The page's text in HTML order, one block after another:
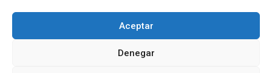
Aceptar
Denegar